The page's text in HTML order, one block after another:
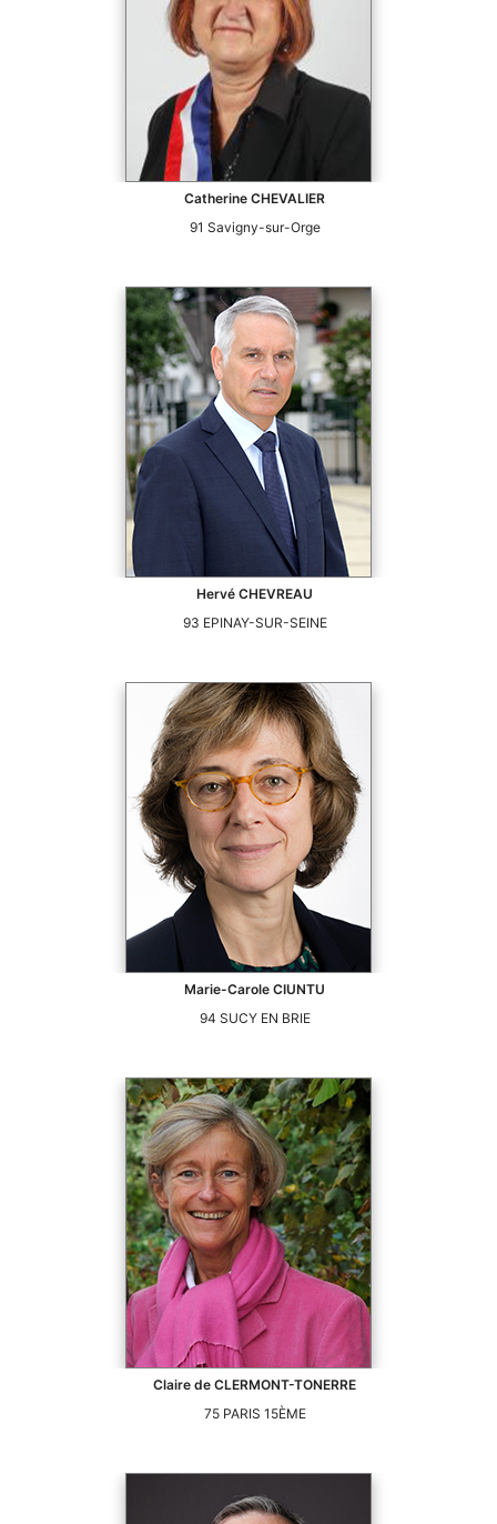
Catherine CHEVALIER
91 Savigny-sur-Orge
Hervé CHEVREAU
93 EPINAY-SUR-SEINE
Marie-Carole CIUNTU
94 SUCY EN BRIE
Claire de CLERMONT-TONERRE
75 PARIS 15ÈME